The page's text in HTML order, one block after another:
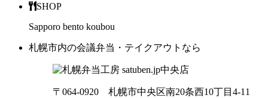
SHOP
Sapporo bento koubou
札幌市内の会議弁当・テイクアウトなら
中央店
〒064-0920 札幌市中央区南20条西10丁目4-11